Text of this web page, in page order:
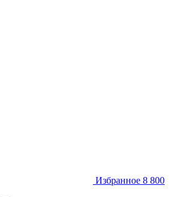
Избранное 8 800